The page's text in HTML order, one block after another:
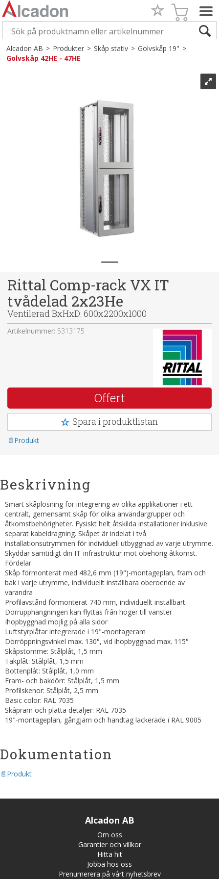
Alcadon AB>Produkter>Skåp stativ>Golvskåp 19">
Golvskåp 42HE - 47HE
Rittal Comp-rack VX IT
tvådelad 2x23He
Ventilerad BxHxD: 600x2200x1000
Artikelnummer: 5313175
Offert
Spara i produktlistan
Produkt
Beskrivning
Smart skåplösning för integrering av olika applikationer i ett
centralt, gemensamt skåp för olika användargrupper och
åtkomstbehörigheter. Fysiskt helt åtskilda installationer inklusive
separat kabeldragning. Skåpet är indelat i två
installationsutrymmen för individuell utbyggnad av varje utrymme.
Skyddar samtidigt din IT-infrastruktur mot obehörig åtkomst.
Fördelar
Skåp förmonterat med 482,6 mm (19")-montageplan, fram och
bak i varje utrymme, individuellt inställbara oberoende av
varandra
Profilavstånd förmonterat 740 mm, individuellt inställbart
Dörrupphängningen kan flyttas från höger till vänster
Ihopbyggnad möjlig på alla sidor
Luftstyrplåtar integrerade i 19"-montageram
Dörröppningsvinkel max. 130°, vid ihopbyggnad max. 115°
Skåpstomme: Stålplåt, 1,5 mm
Takplåt: Stålplåt, 1,5 mm
Bottenplåt: Stålplåt, 1,0 mm
Fram- och bakdörr: Stålplåt, 1,5 mm
Profilskenor: Stålplåt, 2,5 mm
Basic color: RAL 7035
Skåpram och platta detaljer: RAL 7035
19"-montageplan, gångjärn och handtag lackerade i RAL 9005
Dokumentation
Produkt
Alcadon AB
Om oss
Garantier och villkor
Hitta hit
Jobba hos oss
Prenumerera på vårt nyhetsbrev